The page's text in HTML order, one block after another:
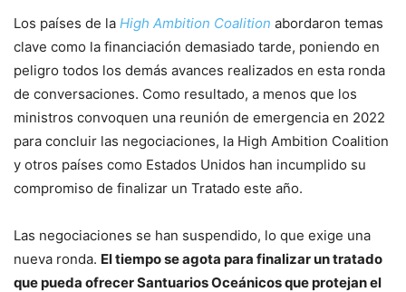
Los países de la High Ambition Coalition abordaron temas
clave como la financiación demasiado tarde, poniendo en
peligro todos los demás avances realizados en esta ronda
de conversaciones. Como resultado, a menos que los
ministros convoquen una reunión de emergencia en 2022
para concluir las negociaciones, la High Ambition Coalition
y otros países como Estados Unidos han incumplido su
compromiso de finalizar un Tratado este año.
Las negociaciones se han suspendido, lo que exige una
nueva ronda. El tiempo se agota para finalizar un tratado
que pueda ofrecer Santuarios Oceánicos que protejan el